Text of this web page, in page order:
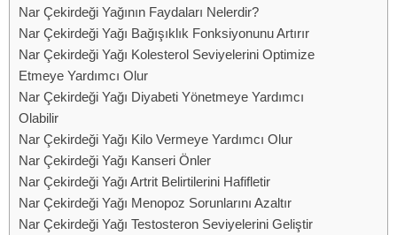
Nar Çekirdeği Yağının Faydaları Nelerdir?
Nar Çekirdeği Yağı Bağışıklık Fonksiyonunu Artırır
Nar Çekirdeği Yağı Kolesterol Seviyelerini Optimize
Etmeye Yardımcı Olur
Nar Çekirdeği Yağı Diyabeti Yönetmeye Yardımcı
Olabilir
Nar Çekirdeği Yağı Kilo Vermeye Yardımcı Olur
Nar Çekirdeği Yağı Kanseri Önler
Nar Çekirdeği Yağı Artrit Belirtilerini Hafifletir
Nar Çekirdeği Yağı Menopoz Sorunlarını Azaltır
Nar Çekirdeği Yağı Testosteron Seviyelerini Geliştir